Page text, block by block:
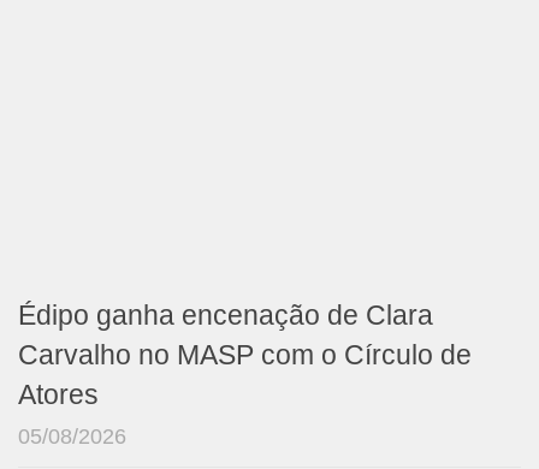
Édipo ganha encenação de Clara
Carvalho no MASP com o Círculo de
Atores
05/08/2026